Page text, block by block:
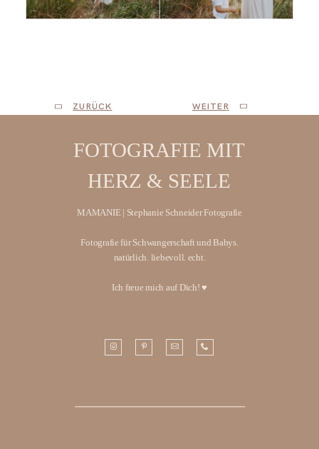
ZURÜCK WEITER
FOTOGRAFIE MIT
HERZ & SEELE
MAMANIE | Stephanie Schneider Fotografie
Fotografie für Schwangerschaft und Babys.
natürlich. liebevoll. echt.
Ich freue mich auf Dich! ♥